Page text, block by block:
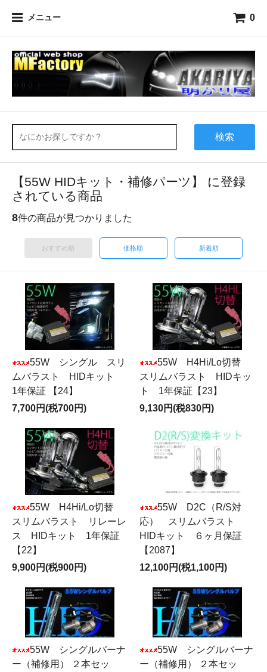
メニュー 0
検索
【55W HIDキット・補修パーツ】 に登録
されている商品
8件の商品が見つかりました
おすすめ順 価格順 新着順
55W シングル スリ
ムバラスト HIDキット
1年保証 【24】
7,700円(税700円)
55W H4Hi/Lo切替
スリムバラスト HIDキッ
ト 1年保証【23】
9,130円(税830円)
55W H4Hi/Lo切替
スリムバラスト リレーレ
ス HIDキット 1年保証
【22】
9,900円(税900円)
55W D2C（R/S対
応） スリムバラスト
HIDキット ６ヶ月保証
【2087】
12,100円(税1,100円)
55W シングルバーナ
ー（補修用） ２本セッ
55W シングルバーナ
ー（補修用） ２本セッ